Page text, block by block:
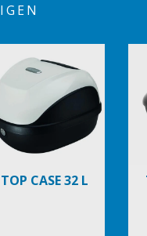
TOP CASE 32 L